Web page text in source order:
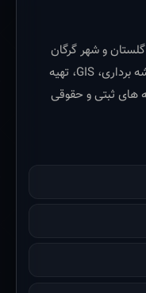
سال ۱۳۸۹ در استان گلستان و شهر گرگان
فعالیت خود را آغاز کرده و در حوزه های نقشه برداری، GIS، تهیه
های ثبتی و حقوقی